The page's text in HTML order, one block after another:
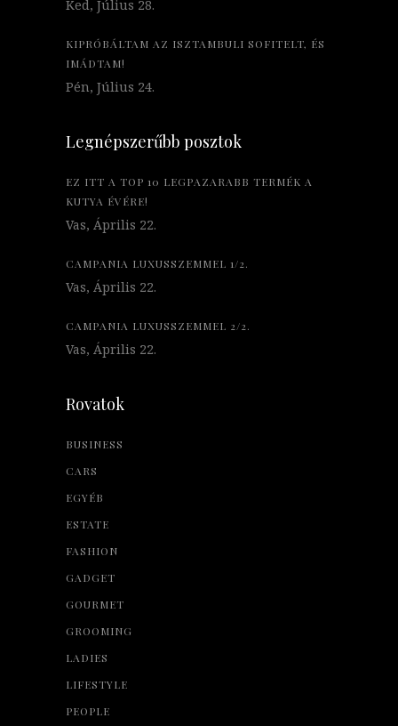
Ked, Július 28.
KIPRÓBÁLTAM AZ ISZTAMBULI SOFITELT, ÉS
IMÁDTAM!
Pén, Július 24.
Legnépszerűbb posztok
EZ ITT A TOP 10 LEGPAZARABB TERMÉK A
KUTYA ÉVÉRE!
Vas, Április 22.
CAMPANIA LUXUSSZEMMEL 1/2.
Vas, Április 22.
CAMPANIA LUXUSSZEMMEL 2/2.
Vas, Április 22.
Rovatok
BUSINESS
CARS
EGYÉB
ESTATE
FASHION
GADGET
GOURMET
GROOMING
LADIES
LIFESTYLE
PEOPLE